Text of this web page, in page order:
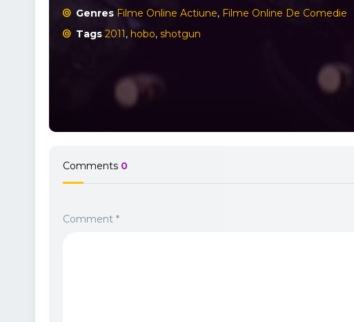
Genres Filme Online Actiune, Filme Online De Comedie
Tags 2011, hobo,shotgun
Comments 0
Comment *